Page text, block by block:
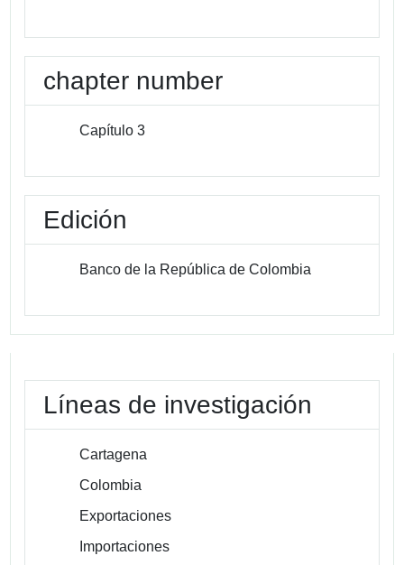
chapter number
Capítulo 3
Edición
Banco de la República de Colombia
Líneas de investigación
Cartagena
Colombia
Exportaciones
Importaciones